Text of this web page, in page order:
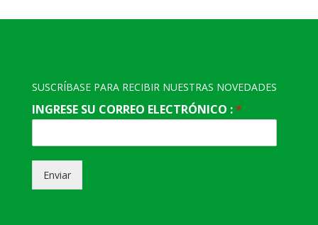
SUSCRÍBASE PARA RECIBIR NUESTRAS NOVEDADES
INGRESE SU CORREO ELECTRÓNICO :*
Enviar